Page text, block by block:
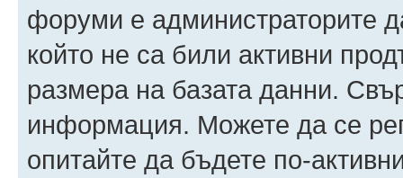
форуми е администраторите
който не са били активни
размера на базата данни.
информация. Можете да се
опитайте да бъдете по-